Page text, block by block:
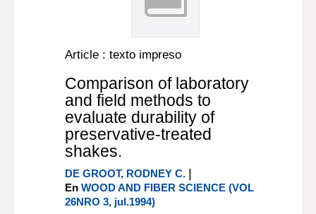
Article : texto impreso
Comparison of laboratory
and field methods to
evaluate durability of
preservative-treated
shakes.
DE GROOT, RODNEY C. |
EnWOOD AND FIBER SCIENCE (VOL
26NRO 3, jul.1994)